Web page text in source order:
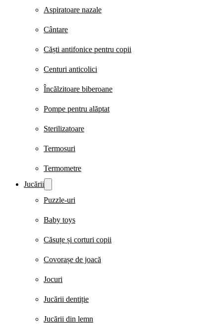
Aspiratoare nazale
Cântare
Căști antifonice pentru copii
Centuri anticolici
Încălzitoare biberoane
Pompe pentru alăptat
Sterilizatoare
Termosuri
Termometre
Jucării
Puzzle-uri
Baby toys
Căsuțe și corturi copii
Covorașe de joacă
Jocuri
Jucării dentiție
Jucării din lemn